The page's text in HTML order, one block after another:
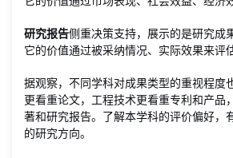
研究报告侧重决策支持，展示的是研究成
它的价值通过被采纳情况、实际效果来评估
据观察，不同学科对成果类型的重视程度
更看重论文，工程技术更看重专利和产品
著和研究报告。了解本学科的评价偏好，
的研究方向。